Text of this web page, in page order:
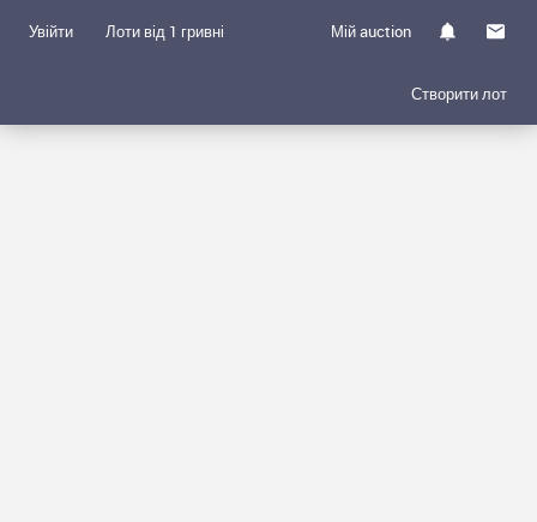
Увійти Лоти від 1 гривні Мій auction
Створити лот